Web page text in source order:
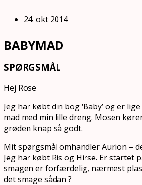
24. okt 2014
BABYMAD
SPØRGSMÅL
Hej Rose
Jeg har købt din bog ‘Baby’ og er
mad med min lille dreng. Mosen
grøden knap så godt.
Mit spørgsmål omhandler Aurion –
Jeg har købt Ris og Hirse. Er startet
smagen er forfærdelig, nærmest
det smage sådan ?